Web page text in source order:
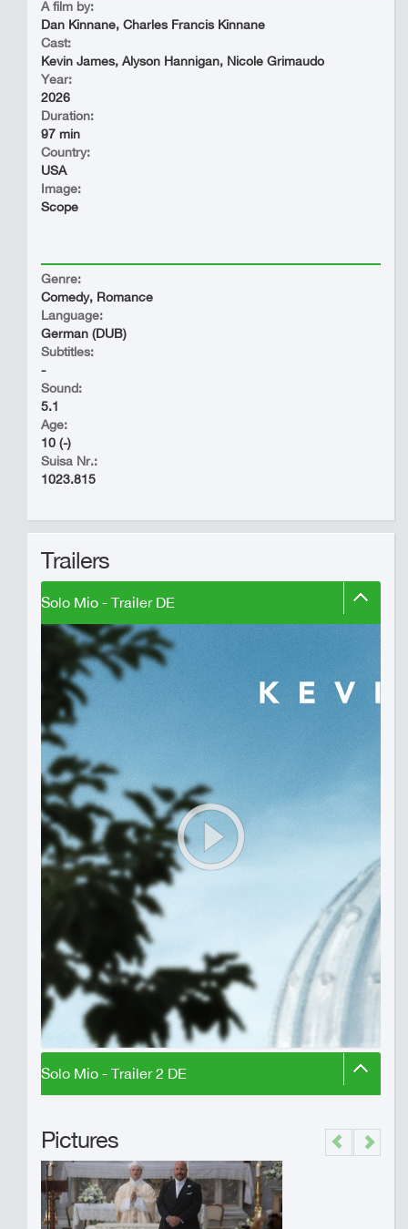
A film by:
Dan Kinnane, Charles Francis Kinnane
Cast:
Kevin James, Alyson Hannigan, Nicole Grimaudo
Year:
2026
Duration:
97 min
Country:
USA
Image:
Scope
Genre:
Comedy, Romance
Language:
German (DUB)
Subtitles:
-
Sound:
5.1
Age:
10 (-)
Suisa Nr.:
1023.815
Trailers
Solo Mio - Trailer DE
Solo Mio - Trailer 2 DE
Pictures Previous
Next